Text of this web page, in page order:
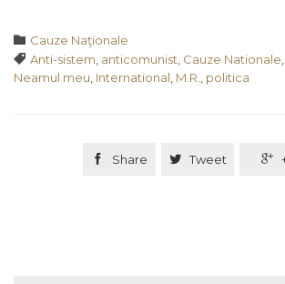
 Category
Cauze Naţionale
 Tags
Anti-sistem, anticomunist, Cauze Nationale,
Neamul meu, International, M.R., politica
 Share  Tweet 